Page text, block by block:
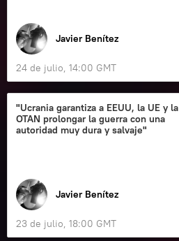
Javier Benítez
24 de julio, 14:00 GMT
"Ucrania garantiza a EEUU, la UE y la
OTAN prolongar la guerra con una
autoridad muy dura y salvaje"
Javier Benítez
23 de julio, 18:00 GMT